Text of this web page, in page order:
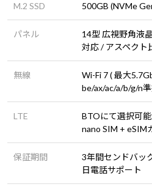
M.2 SSD 500GB (NVMe
パネル
14型 広視野角液
対応 / アスペクト
無線
Wi-Fi 7 ( 最大
be/ax/ac/a/b/g/n
LTE
BTOにて選択可
nano SIM + eSIM
保証期間
3年間センドバッ
日電話サポート